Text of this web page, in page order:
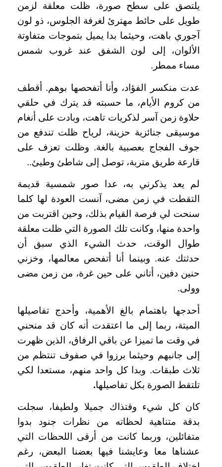
يلتصق على سطح صورة، ظلت معلقة لزمن
طويل على حائط مهترئ لغرفة الجلوس، ذو لون
آجوري باهت، وحيثما بدا يميل بتموجات متفاوتة
الألوان، إلى لون الشفق عند غروب شمس
مساء ممطر.
عدت منكسر الفؤاد، وأنا أتفحصها بوهم. أقطف
من كروم الأيام، ما حسبته قد يترك في حلقي
حلاوة زمن آسر لذكريات تاهت، وبادت على أنغام
موسيقى جنائزية حزينة، لرياح ظلت تندفع من
جوف الفجاج بعصبية بالغة. وظلت تعزف على
قارعة طريق متربة، توصل إلى شاطئ وطيئ..
لم يعد يذكرني به، عدا صور شمسية قديمة
التقطت في زمن مضى، آنست العودة لها كلما
سنحت لي فرصة القيام بذلك، وحين اقتربت من
واحدة منها، وكانت تلك الصورة التي ظلت معلقة
طوال الوقت، حدث الشيء الذي سبق أن
حدثتك عنه. وبينما أنا أتفحص معالمها، وخزني
حنين دفين، أتاني على حين غرة، من زمن مضى
وولى.
أحدجها باهتمام بالغ الأهمية، وأحدج تفاصيلها
الميتة، ربما إلى ما اعتقدت أنه كان قد منحني
في وقت ما تميزا عن باقي الرفاق، الذين ظهرت
إلى جانبهم وحيثما برزوا في صفوف تنتظم من
ثلاث طبقات. وبدا كل واحد منهم، مستعدا لكي
تلتقط الصورة بكل تفاصيلها.
كان كل شيء وقتذاك جميلا ولطيفا، سجلت
بدقة متناهية لحظاته من نظرات جنود بدوا
متفائلين، وربما كانت من أرقى اللحظات التي
عشناها معا وعايشنا فيها بعضنا البعض، رغم